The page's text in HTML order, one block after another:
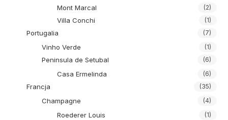
Mont Marcal (2)
Villa Conchi (1)
Portugalia (7)
Vinho Verde (1)
Peninsula de Setubal (6)
Casa Ermelinda (6)
Francja (35)
Champagne (4)
Roederer Louis (1)